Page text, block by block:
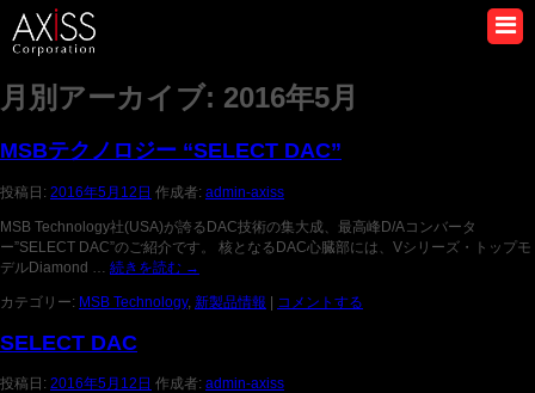
月別アーカイブ: 2016年5月
MSBテクノロジー “SELECT DAC”
投稿日: 2016年5月12日 作成者: admin-axiss
MSB Technology社(USA)が誇るDAC技術の集大成、最高峰D/Aコンバータ
ー”SELECT DAC”のご紹介です。 核となるDAC心臓部には、Vシリーズ・トップモ
デルDiamond … 続きを読む →
カテゴリー: MSB Technology, 新製品情報 コメントする
SELECT DAC
投稿日: 2016年5月12日 作成者: admin-axiss